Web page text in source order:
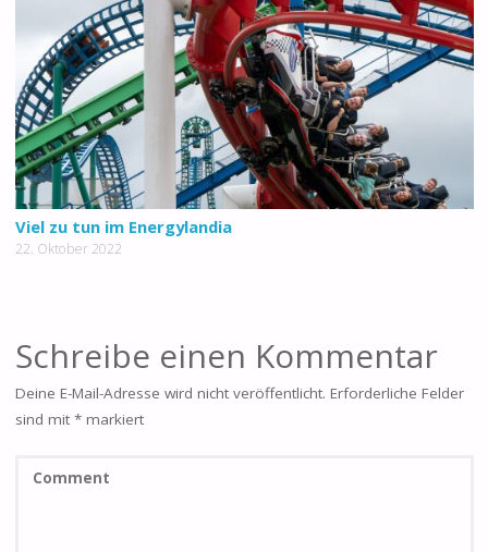
Viel zu tun im Energylandia
22. Oktober 2022
Schreibe einen Kommentar
Deine E-Mail-Adresse wird nicht veröffentlicht. Erforderliche Felder
sind mit *markiert